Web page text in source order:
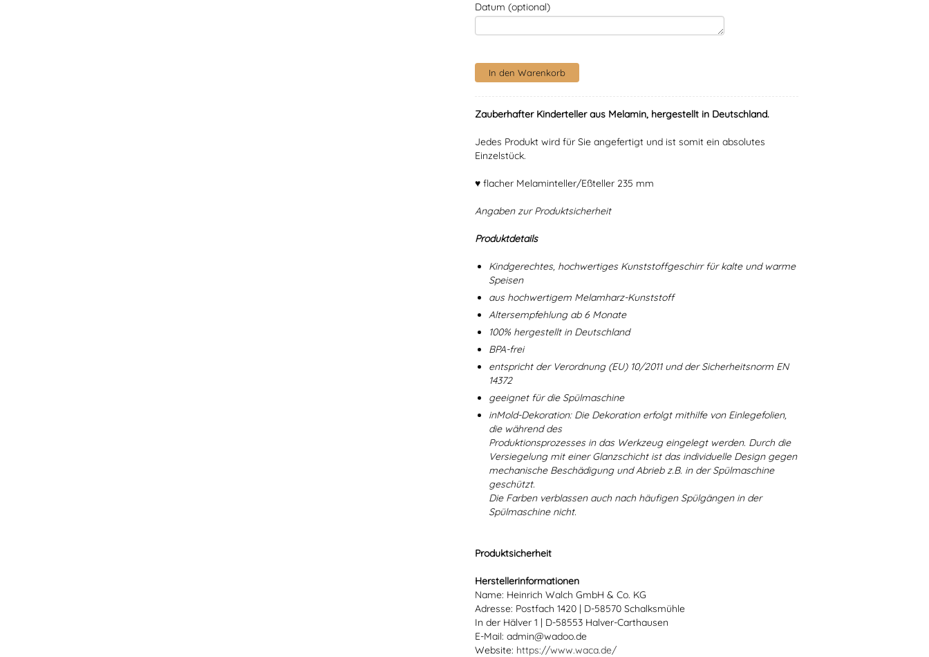
Datum (optional)
Zauberhafter Kinderteller aus Melamin, hergestellt in Deutschland.
Jedes Produkt wird für Sie angefertigt und ist somit ein absolutes
Einzelstück.
♥ flacher Melaminteller/Eßteller 235 mm
Angaben zur Produktsicherheit
Produktdetails
Kindgerechtes, hochwertiges Kunststoffgeschirr für kalte und warme
Speisen
aus hochwertigem Melamharz-Kunststoff
Altersempfehlung ab 6 Monate
100% hergestellt in Deutschland
BPA-frei
entspricht der Verordnung (EU) 10/2011 und der Sicherheitsnorm EN
14372
geeignet für die Spülmaschine
inMold-Dekoration: Die Dekoration erfolgt mithilfe von Einlegefolien,
die während des
Produktionsprozesses in das Werkzeug eingelegt werden. Durch die
Versiegelung mit einer Glanzschicht ist das individuelle Design gegen
mechanische Beschädigung und Abrieb z.B. in der Spülmaschine
geschützt.
Die Farben verblassen auch nach häufigen Spülgängen in der
Spülmaschine nicht.
Produktsicherheit
Herstellerinformationen
Name: Heinrich Walch GmbH & Co. KG
Adresse: Postfach 1420 | D-58570 Schalksmühle
In der Hälver 1 | D-58553 Halver-Carthausen
E-Mail: admin@wadoo.de
Website: https://www.waca.de/